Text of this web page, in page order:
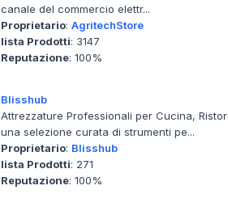
canale del commercio elettr...
Proprietario: AgritechStore
lista Prodotti: 3147
Reputazione: 100%
Blisshub
Attrezzature Professionali per Cucina,
una selezione curata di strumenti pe...
Proprietario: Blisshub
lista Prodotti: 271
Reputazione: 100%